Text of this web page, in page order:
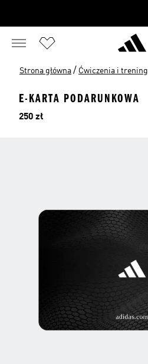
Strona główna / Ćwiczenia i trening
E-KARTA PODARUNKOWA
Cena
250 zł